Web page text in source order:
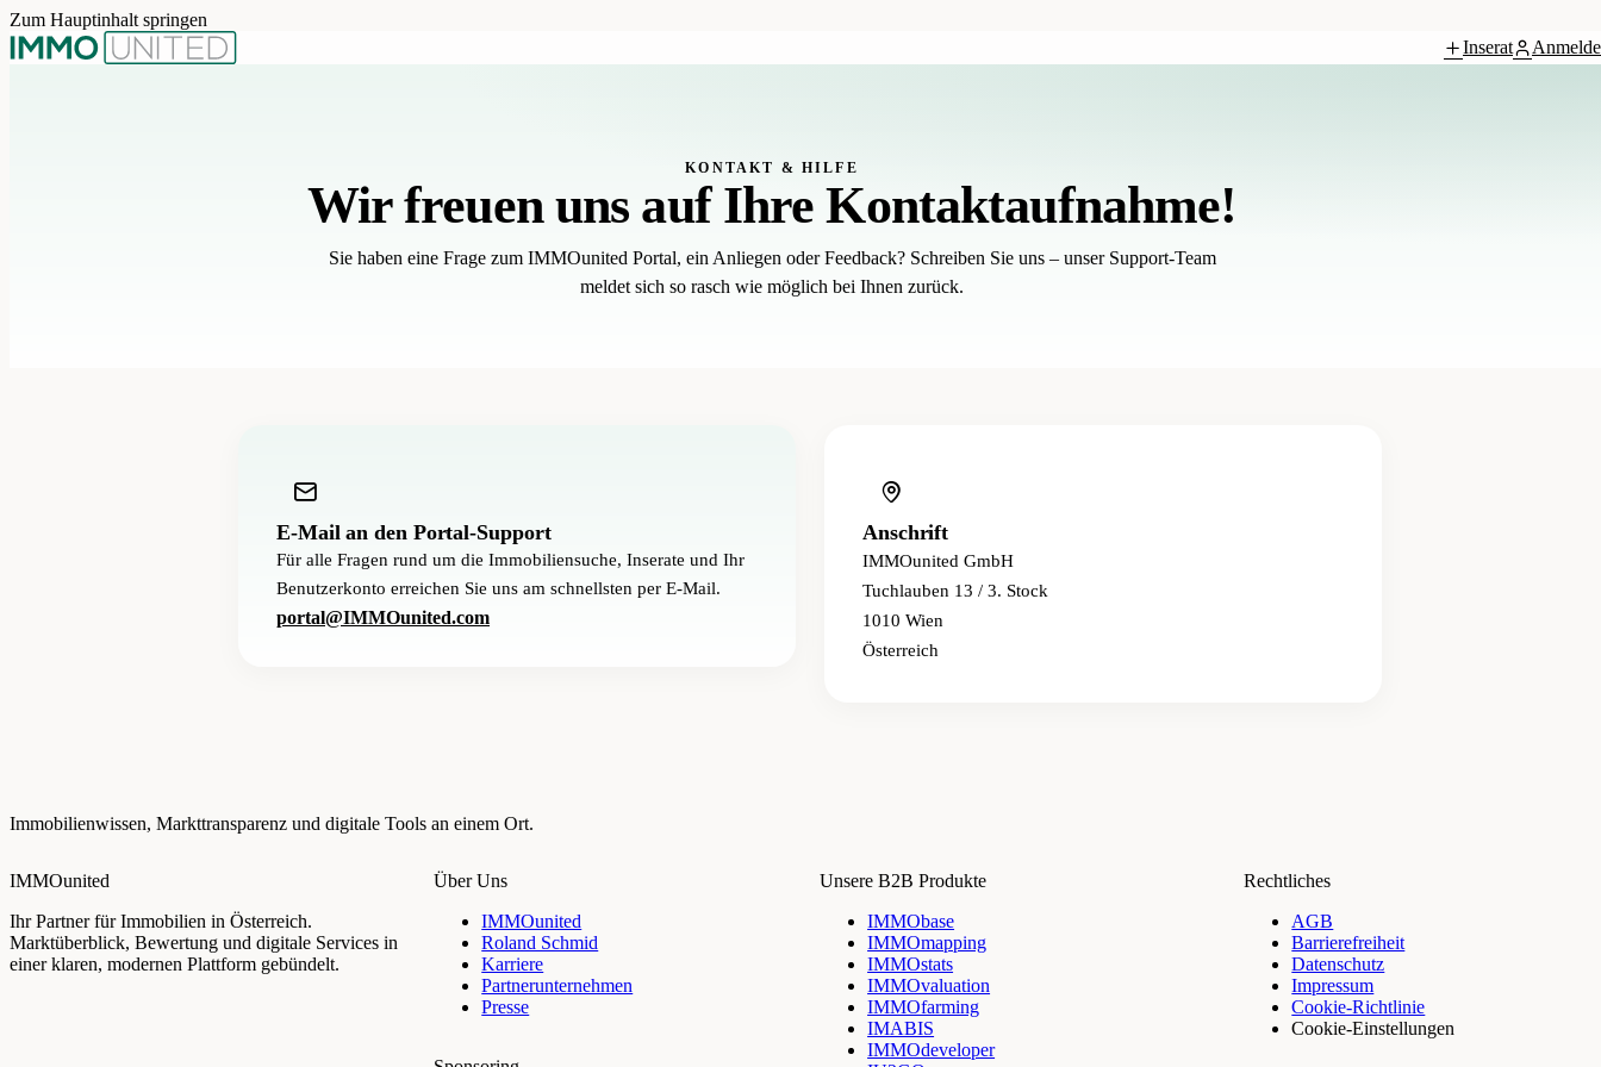
Zum Hauptinhalt springen
Inserat
KONTAKT & HILFE
Wir freuen uns auf Ihre Kontaktaufnahme!
Sie haben eine Frage zum IMMOunited Portal, ein Anliegen oder Feedback? Schreiben Sie uns – unser Support-Team
meldet sich so rasch wie möglich bei Ihnen zurück.
E-Mail an den Portal-Support
Für alle Fragen rund um die Immobiliensuche, Inserate und Ihr
Benutzerkonto erreichen Sie uns am schnellsten per E-Mail.
portal@IMMOunited.com
Anschrift
IMMOunited GmbH
Tuchlauben 13 / 3. Stock
1010 Wien
Österreich
Immobilienwissen, Markttransparenz und digitale Tools an einem Ort.
IMMOunited
Ihr Partner für Immobilien in Österreich.
Marktüberblick, Bewertung und digitale Services in
einer klaren, modernen Plattform gebündelt.
Über Uns
IMMOunited
Roland Schmid
Karriere
Partnerunternehmen
Presse
Unsere B2B Produkte
IMMObase
IMMOmapping
IMMOstats
IMMOvaluation
IMMOfarming
IMABIS
IMMOdeveloper
Rechtliches
AGB
Barrierefreiheit
Datenschutz
Impressum
Cookie-Richtlinie
Cookie-Einstellungen